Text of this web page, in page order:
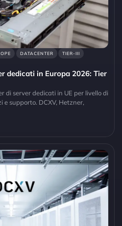
DATACENTER
TIER-III
dedicati in Europa 2026: Tier
di server dedicati in UE per livello di
supporto. DCXV, Hetzner,